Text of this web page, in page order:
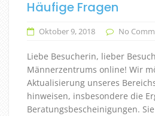
Häufige Fragen
Oktober 9, 2018 No
Liebe Besucherin, lieber
Männerzentrums online! Wir
Aktualisierung unseres
hinweisen, insbesondere die
Beratungsbescheinigungen.